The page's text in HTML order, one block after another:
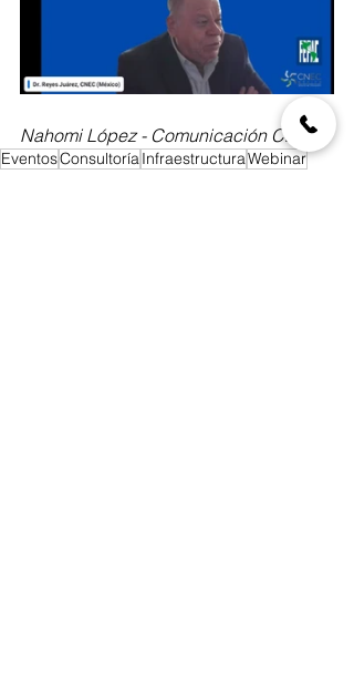
Nahomi López - Comunicación CNEC
EventosConsultoría InfraestructuraWebinar